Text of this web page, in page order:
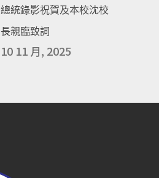
總統錄影祝賀及本校沈校
長親臨致詞
10 11 月, 2025